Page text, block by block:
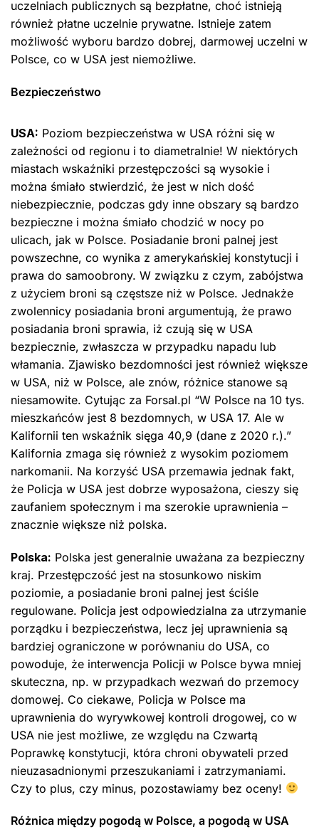
uczelniach publicznych są bezpłatne, choć istnieją
również płatne uczelnie prywatne. Istnieje zatem
możliwość wyboru bardzo dobrej, darmowej uczelni w
Polsce, co w USA jest niemożliwe.
Bezpieczeństwo
USA: Poziom bezpieczeństwa w USA różni się w
zależności od regionu i to diametralnie! W niektórych
miastach wskaźniki przestępczości są wysokie i
można śmiało stwierdzić, że jest w nich dość
niebezpiecznie, podczas gdy inne obszary są bardzo
bezpieczne i można śmiało chodzić w nocy po
ulicach, jak w Polsce. Posiadanie broni palnej jest
powszechne, co wynika z amerykańskiej konstytucji i
prawa do samoobrony. W związku z czym, zabójstwa
z użyciem broni są częstsze niż w Polsce. Jednakże
zwolennicy posiadania broni argumentują, że prawo
posiadania broni sprawia, iż czują się w USA
bezpiecznie, zwłaszcza w przypadku napadu lub
włamania. Zjawisko bezdomności jest również większe
w USA, niż w Polsce, ale znów, różnice stanowe są
niesamowite. Cytując za Forsal.pl “W Polsce na 10 tys.
mieszkańców jest 8 bezdomnych, w USA 17. Ale w
Kalifornii ten wskaźnik sięga 40,9 (dane z 2020 r.).”
Kalifornia zmaga się również z wysokim poziomem
narkomanii. Na korzyść USA przemawia jednak fakt,
że Policja w USA jest dobrze wyposażona, cieszy się
zaufaniem społecznym i ma szerokie uprawnienia –
znacznie większe niż polska.
Polska: Polska jest generalnie uważana za bezpieczny
kraj. Przestępczość jest na stosunkowo niskim
poziomie, a posiadanie broni palnej jest ściśle
regulowane. Policja jest odpowiedzialna za utrzymanie
porządku i bezpieczeństwa, lecz jej uprawnienia są
bardziej ograniczone w porównaniu do USA, co
powoduje, że interwencja Policji w Polsce bywa mniej
skuteczna, np. w przypadkach wezwań do przemocy
domowej. Co ciekawe, Policja w Polsce ma
uprawnienia do wyrywkowej kontroli drogowej, co w
USA nie jest możliwe, ze względu na Czwartą
Poprawkę konstytucji, która chroni obywateli przed
nieuzasadnionymi przeszukaniami i zatrzymaniami.
Czy to plus, czy minus, pozostawiamy bez oceny!
Różnica między pogodą w Polsce, a pogodą w USA